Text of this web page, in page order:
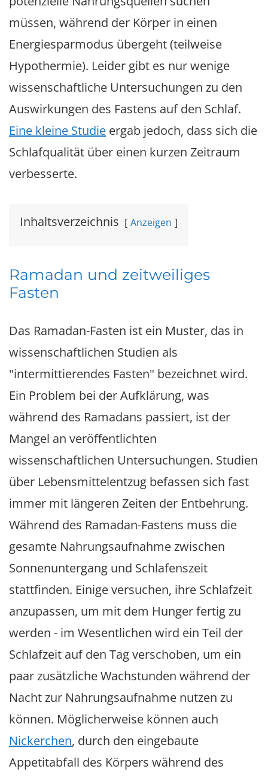
müssen, während der Körper in einen
Energiesparmodus übergeht (teilweise
Hypothermie). Leider gibt es nur wenige
wissenschaftliche Untersuchungen zu den
Auswirkungen des Fastens auf den Schlaf.
Eine kleine Studie ergab jedoch, dass sich die
Schlafqualität über einen kurzen Zeitraum
verbesserte.
Inhaltsverzeichnis Anzeigen
Ramadan und zeitweiliges
Fasten
Das Ramadan-Fasten ist ein Muster, das in
wissenschaftlichen Studien als
"intermittierendes Fasten" bezeichnet wird.
Ein Problem bei der Aufklärung, was
während des Ramadans passiert, ist der
Mangel an veröffentlichten
wissenschaftlichen Untersuchungen. Studien
über Lebensmittelentzug befassen sich fast
immer mit längeren Zeiten der Entbehrung.
Während des Ramadan-Fastens muss die
gesamte Nahrungsaufnahme zwischen
Sonnenuntergang und Schlafenszeit
stattfinden. Einige versuchen, ihre Schlafzeit
anzupassen, um mit dem Hunger fertig zu
werden - im Wesentlichen wird ein Teil der
Schlafzeit auf den Tag verschoben, um ein
paar zusätzliche Wachstunden während der
Nacht zur Nahrungsaufnahme nutzen zu
können. Möglicherweise können auch
Nickerchen, durch den eingebaute
Appetitabfall des Körpers während des